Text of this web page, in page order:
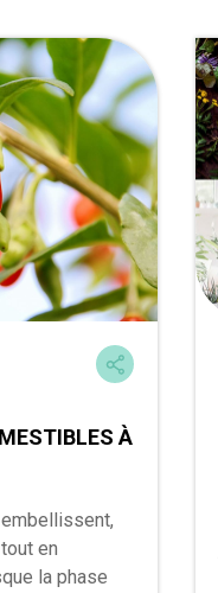
À
en
la phase